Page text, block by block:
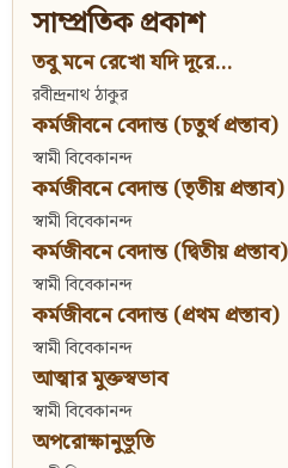
সাম্প্রতিক প্রকাশ
তবু মনে রেখো যদি দূরে...
রবীন্দ্রনাথ ঠাকুর
কর্মজীবনে বেদান্ত (চতুর্থ প্রস্তাব)
স্বামী বিবেকানন্দ
কর্মজীবনে বেদান্ত (তৃতীয় প্রস্তাব)
স্বামী বিবেকানন্দ
কর্মজীবনে বেদান্ত (দ্বিতীয় প্রস্তাব)
স্বামী বিবেকানন্দ
কর্মজীবনে বেদান্ত (প্রথম প্রস্তাব)
স্বামী বিবেকানন্দ
আত্মার মুক্তস্বভাব
স্বামী বিবেকানন্দ
অপরোক্ষানুভূতি